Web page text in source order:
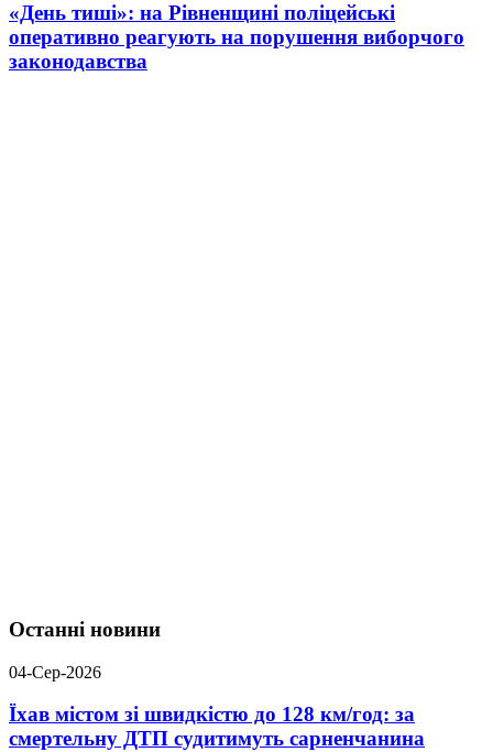
«День тиші»: на Рівненщині поліцейські
оперативно реагують на порушення виборчого
законодавства
Останні новини
04-Сер-2026
Їхав містом зі швидкістю до 128 км/год: за
смертельну ДТП судитимуть сарненчанина